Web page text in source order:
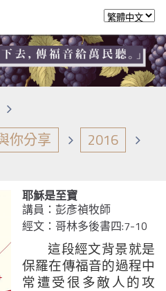
你分享
2016
耶穌是至寶
講員：彭彥禎牧師
經文：哥林多後書四:7-10
這段經文背景就是
保羅在傳福音的過程中
常遭受很多敵人的攻